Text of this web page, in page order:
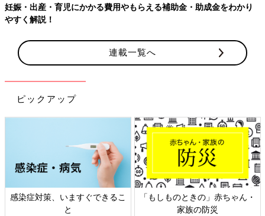
児にかかる費用やもらえる補助金・助成金をわかり
連載一覧へ
ピックアップ
策、いますぐできるこ
「もしものときの」赤ちゃん・
家族の防災
日本外